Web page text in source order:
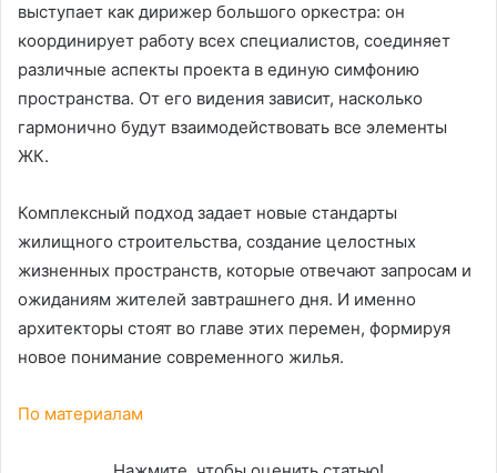
выступает как дирижер большого оркестра: он
координирует работу всех специалистов, соединяет
различные аспекты проекта в единую симфонию
пространства. От его видения зависит, насколько
гармонично будут взаимодействовать все элементы
ЖК.
Комплексный подход задает новые стандарты
жилищного строительства, создание целостных
жизненных пространств, которые отвечают запросам и
ожиданиям жителей завтрашнего дня. И именно
архитекторы стоят во главе этих перемен, формируя
новое понимание современного жилья.
По материалам